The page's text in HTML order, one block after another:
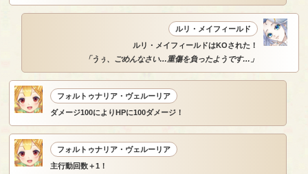
ルリ・メイフィールド
ルリ・メイフィールドはKOされた！
「うぅ、ごめんなさい…重傷を負ったようです…」
フォルトゥナリア・ヴェルーリア
ダメージ100によりHPに100ダメージ！
フォルトゥナリア・ヴェルーリア
主行動回数＋1！